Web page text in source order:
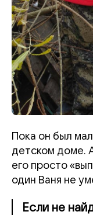
Пока он был
детском доме.
его просто
один Ваня не
Если не